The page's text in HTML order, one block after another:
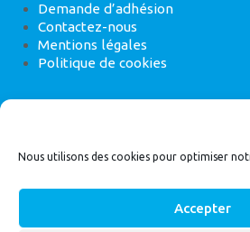
Nous utilisons des cookies pour optimiser
Accepter
Demande d’adhésion
Contactez-nous
Mentions légales
Politique de cookies